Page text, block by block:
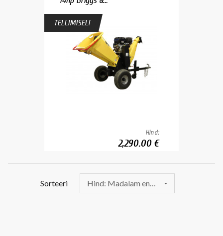
TELLIMISEL!
Hind:
2,290.00 €
Sorteeri Hind: Madalam enne